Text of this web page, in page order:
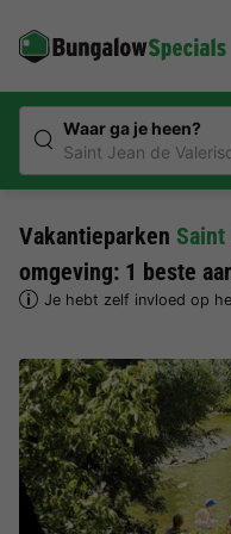
Waar ga je heen?
Saint Jean de
Vakantieparken
omgeving: 1 beste
Je hebt zelf invloed op